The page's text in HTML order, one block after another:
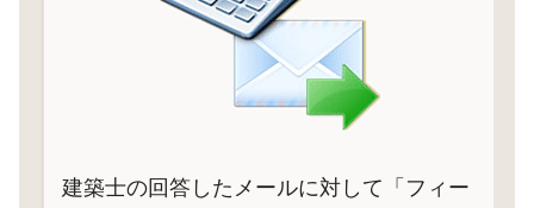
建築士の回答したメールに対して「フィー